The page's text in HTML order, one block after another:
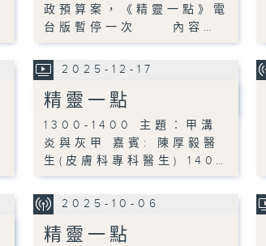
政預算案，《精靈一點》電
台版暫停一次 內容…
2025-12-17
精靈一點
1300-1400 主題︰甲溝
炎與灰甲 嘉賓: 陳厚毅醫
生(皮膚科專科醫生) 140…
2025-10-06
精靈一點